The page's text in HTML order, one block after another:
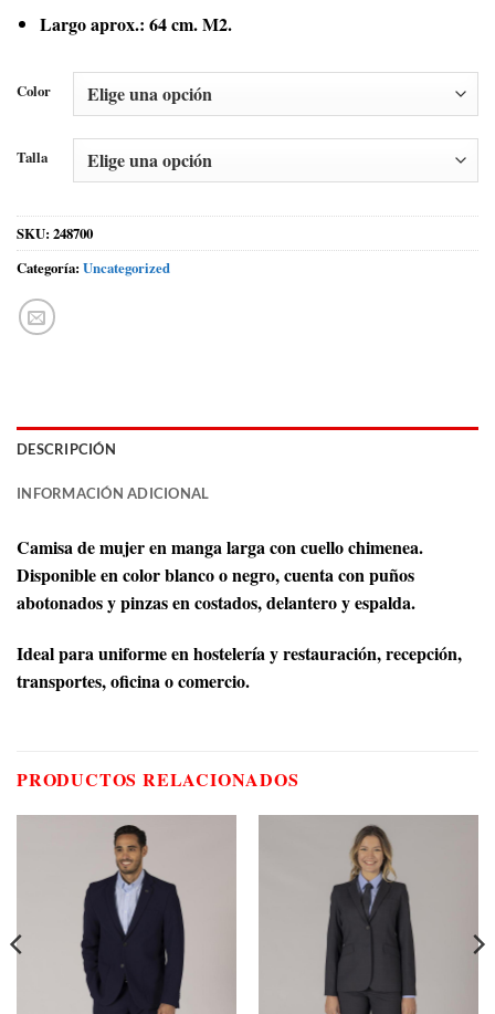
Largo aprox.: 64 cm. M2.
Color
Talla
SKU: 248700
Categoría: Uncategorized
DESCRIPCIÓN
INFORMACIÓN ADICIONAL
Camisa de mujer en manga larga con cuello chimenea.
Disponible en color blanco o negro, cuenta con puños
abotonados y pinzas en costados, delantero y espalda.
Ideal para uniforme en hostelería y restauración, recepción,
transportes, oficina o comercio.
PRODUCTOS RELACIONADOS